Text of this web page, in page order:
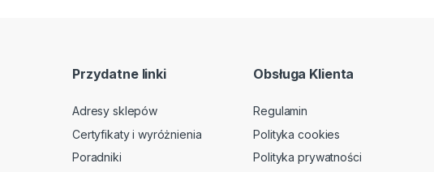
Przydatne linki
Adresy sklepów
Certyfikaty i wyróżnienia
Poradniki
Obsługa Klienta
Regulamin
Polityka cookies
Polityka prywatności